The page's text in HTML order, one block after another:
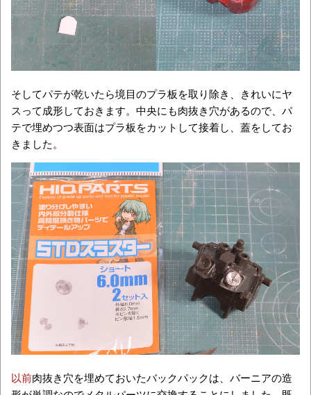
そしてパテが乾いたら境目のプラ板を取り除き、きれいにヤ
スって成形しておきます。中央にも肉抜き穴があるので、パ
テで埋めつつ表面はプラ板をカットして接着し、蓋をしてお
きました。
以前肉抜き穴を埋めておいたバックパックは、バーニアの造